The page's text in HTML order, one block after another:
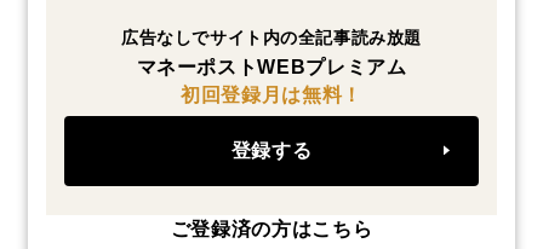
広告なしでサイト内の全記事読み放題
マネーポストWEBプレミアム
初回登録月は無料！
登録する
ご登録済の方はこちら